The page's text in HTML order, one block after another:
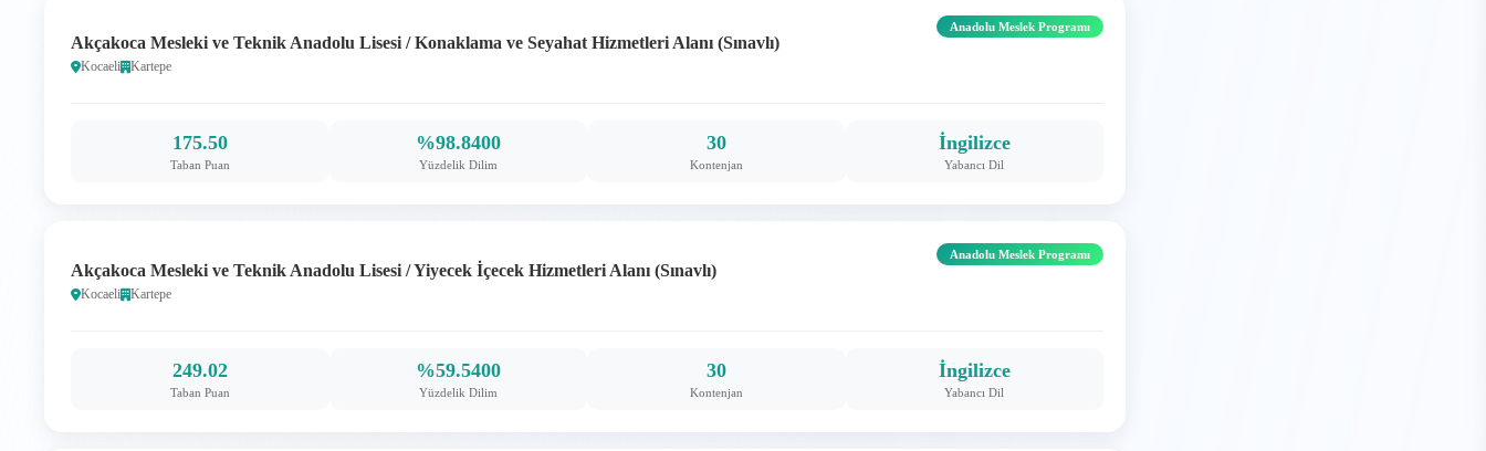
Akçakoca Mesleki ve Teknik Anadolu Lisesi / Konaklama ve Seyahat Hizmetleri Alanı (Sınavlı)
Kocaeli Kartepe
Anadolu Meslek Programı
175.50
Taban Puan
%98.8400
Yüzdelik Dilim
30
Kontenjan
İngilizce
Yabancı Dil
Akçakoca Mesleki ve Teknik Anadolu Lisesi / Yiyecek İçecek Hizmetleri Alanı (Sınavlı)
Kocaeli Kartepe
Anadolu Meslek Programı
249.02
Taban Puan
%59.5400
Yüzdelik Dilim
30
Kontenjan
İngilizce
Yabancı Dil